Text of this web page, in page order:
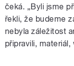
čeká. „Byli jsme
řekli, že budeme
nebyla záležitost
připravili,